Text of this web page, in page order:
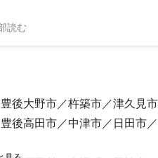
豊後大野市 杵築市 津久見市
豊後高田市 中津市 日田市